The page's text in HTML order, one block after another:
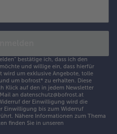
bestätige ich, dass ich den
und willige ein, dass hierfür
wird um exklusive Angebote, tolle
um bofrost* zu erhalten. Diese
Klick auf den in jedem Newsletter
an datenschutz@bofrost.at
der Einwilligung wird die
Einwilligung bis zum Widerruf
Nähere Informationen zum Thema
finden Sie in unseren